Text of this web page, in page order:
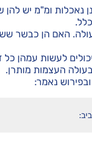
נאכלות ומ"מ יש להן
האם הן כבשר
לעשות עמהן
העצמות מותרן.
נאמר: